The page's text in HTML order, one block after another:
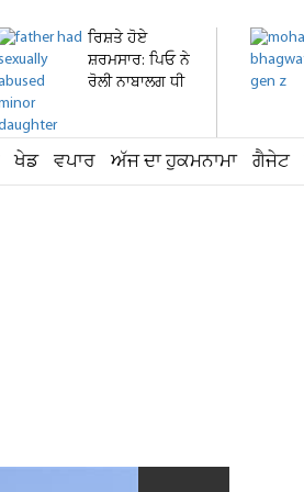
ਰਿਸ਼ਤੇ ਹੋਏ
ਸ਼ਰਮਸਾਰ: ਪਿਓ ਨੇ
ਰੋਲੀ ਨਾਬਾਲਗ ਧੀ
ਖੇਡ ਵਪਾਰ ਅੱਜ ਦਾ ਹੁਕਮਨਾਮਾ ਗੈਜੇਟ